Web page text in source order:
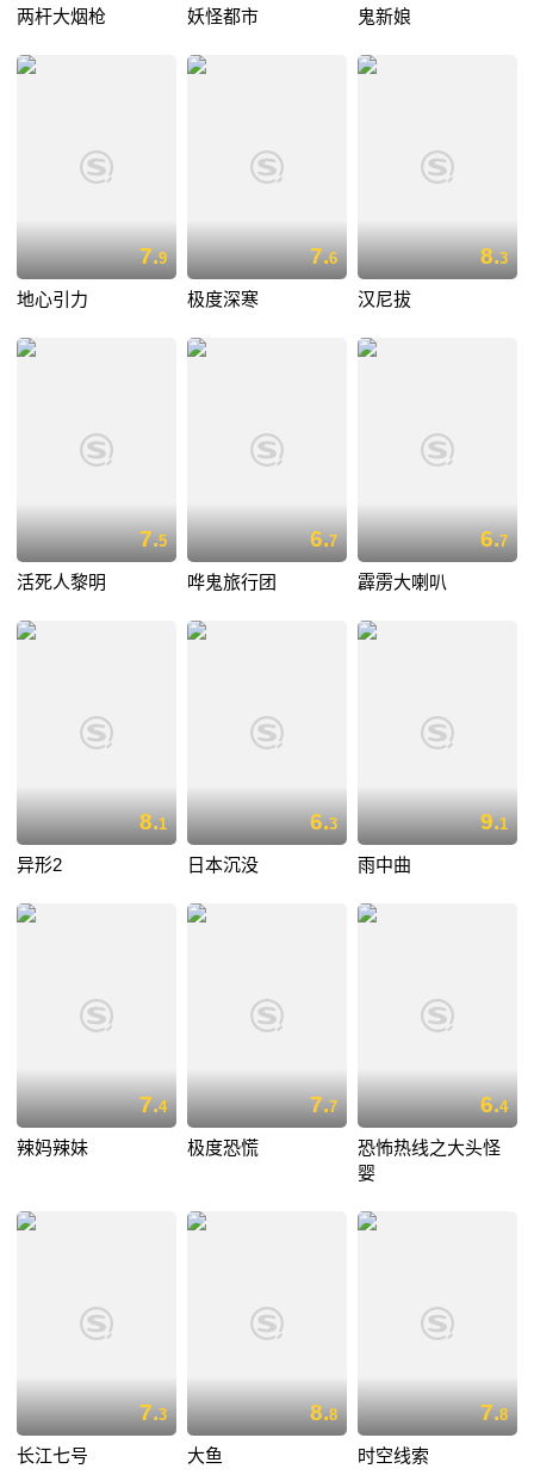
两杆大烟枪 妖怪都市 鬼新娘
7.9
地心引力
7.6
极度深寒
8.3
汉尼拔
7.5
活死人黎明
6.7
哗鬼旅行团
6.7
霹雳大喇叭
8.1
异形2
6.3
日本沉没
9.1
雨中曲
7.4
辣妈辣妹
7.7
极度恐慌
6.4
恐怖热线之大头怪
婴
7.3
长江七号
8.8
大鱼
7.8
时空线索